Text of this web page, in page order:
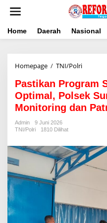
Home Daerah Nasional
Homepage / TNI/PolriPastikan
SPPG
Berjalan
Optimal,
Polsek
dan
Patroli
Pastikan Program
Optimal, Polsek
Monitoring dan
Admin
9 Juni 2026
TNI/Polri
1810 Dilihat